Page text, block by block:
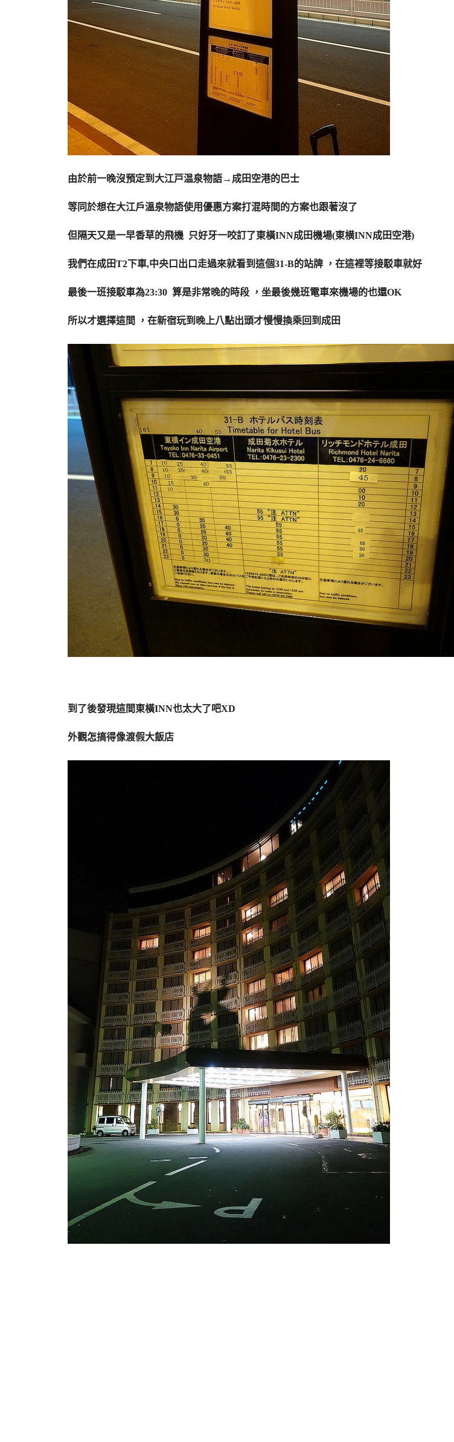
由於前一晚沒預定到大江戸温泉物語→成田空港的巴士
等同於想在大江戶溫泉物語使用優惠方案打混時間的方案也跟著沒了
但隔天又是一早香草的飛機 只好牙一咬訂了東橫INN成田機場(東横INN成田空港)
我們在成田T2下車,中央口出口走過來就看到這個31-B的站牌 ， 在這裡等接駁車就好
最後一班接駁車為23:30 算是非常晚的時段 ，坐最後幾班電車來機場的也還OK
所以才選擇這間 ，在新宿玩到晚上八點出頭才慢慢換乘回到成田
到了後發現這間東橫INN也太大了吧XD
外觀怎搞得像渡假大飯店